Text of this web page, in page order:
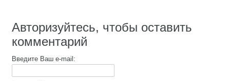
Авторизуйтесь, чтобы оставить
комментарий
Введите Ваш e-mail: